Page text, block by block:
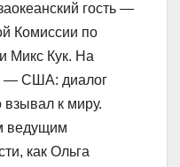
гость —
Комиссии по
Микс Кук. На
— США: диалог
взывал к миру.
ведущим
как Ольга